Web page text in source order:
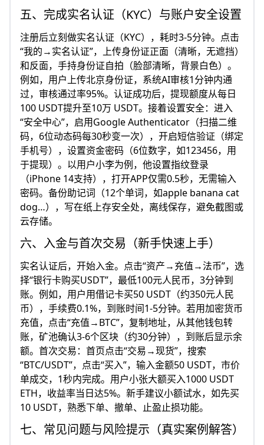
五、完成实名认证（KYC）与账户安全设置
注册后立刻做实名认证（KYC），耗时3-5分钟。点击
“我的→实名认证”，上传身份证正面（清晰，无遮挡）
和反面，手持身份证自拍（脸部清晰，背景白色）。
例如，用户上传北京身份证，系统AI审核1分钟内通
过，审核通过率95%。认证成功后，提现额度从每日
100 USDT提升至10万 USDT。接着设置安全：进入
“安全中心”，启用Google Authenticator（扫描二维
码，6位动态码每30秒变一次），开启短信验证（绑定
手机号），设置资金密码（6位数字，如123456，用
于提现）。以用户小李为例，他设置指纹登录
（iPhone 14支持），打开APP仅需0.5秒，无需输入
密码。备份助记词（12个单词，如apple banana cat
dog…），写在纸上存安全处，离线保存，避免截图或
云存储。
六、入金与首次交易（新手快速上手）
实名认证后，开始入金。点击“资产→充值→法币”，选
择“银行卡购买USDT”，最低100元人民币，3分钟到
账。例如，用户用借记卡买50 USDT（约350元人民
币），手续费0.1%，到账时间1-5分钟。若用加密货币
充值，点击“充值→BTC”，复制地址，从其他钱包转
账，矿池确认3-6个区块（约30分钟），到账后显示余
额。首次交易：首页点击“交易→现货”，搜索
“BTC/USDT”，点击“买入”，输入金额50 USDT，市价
单成交，1秒内完成。用户小张大额买入1000 USDT
ETH，收益率当日达5%。新手建议小额试水，如先买
10 USDT，熟悉下单、撤单、止盈止损功能。
七、常见问题与风险提示（真实案例解答）